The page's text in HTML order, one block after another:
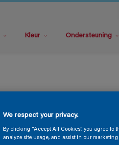
Kleur Ondersteuning
We respect your privacy.
By clicking “Accept All Cookies”, you agree
analyze site usage, and assist in our marketing